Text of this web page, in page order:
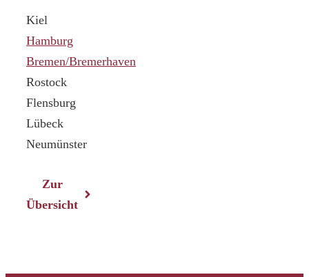
Kiel
Hamburg
Bremen/Bremerhaven
Rostock
Flensburg
Lübeck
Neumünster
Zur
Übersicht